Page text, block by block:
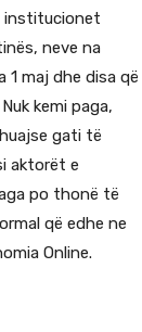
institucionet
neve na
maj dhe disa që
kemi paga,
gati të
aktorët e
po thonë të
që edhe ne
Online.